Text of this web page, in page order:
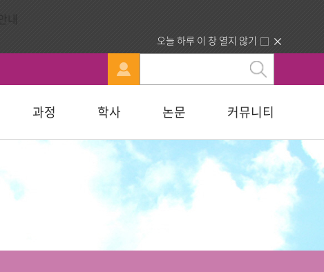
오늘 하루 이 창 열지 않기
행정부서 안내
찾아오시는길
묻고답하기
합격자조회/고지서출력
입학원서접수
과정
교육대학원
교육학석사
학사
휴·복학 안내
논문
연구윤리자료실
커뮤니티
청빙게시판